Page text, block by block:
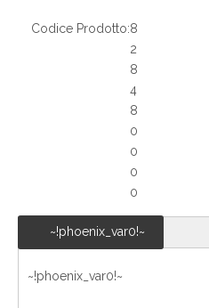
Codice Prodotto:8
2
8
4
8
0
0
0
0
~!phoenix_var0!~
~!phoenix_var0!~